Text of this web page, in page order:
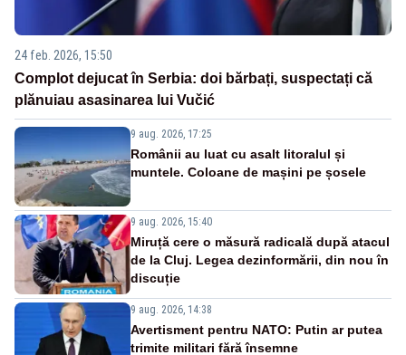
24 feb. 2026, 15:50
Complot dejucat în Serbia: doi bărbați, suspectați că
plănuiau asasinarea lui Vučić
9 aug. 2026, 17:25
Românii au luat cu asalt litoralul și
muntele. Coloane de mașini pe șosele
9 aug. 2026, 15:40
Miruță cere o măsură radicală după atacul
de la Cluj. Legea dezinformării, din nou în
discuție
9 aug. 2026, 14:38
Avertisment pentru NATO: Putin ar putea
trimite militari fără însemne